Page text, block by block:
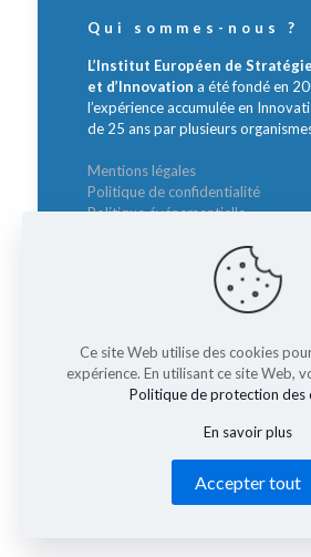
Qui sommes-nous ?
L’Institut Européen de
et d’Innovation a été fondé en
l’expérience accumulée en
de 25 ans par plusieurs
Mentions légales
Politique de confidentialité
Politique événementielle
Sylvie BORZAKIAN
Directrice Générale
borzakian@institut-
© 2026 Rencontre Nationale des
l'Innovation. All Rights
Ce site Web utilise des cookies
expérience. En utilisant ce site Web,
Politique de protection des
En savoir plus
Accepter tout